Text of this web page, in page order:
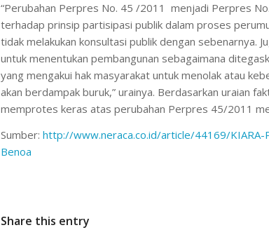
“Perubahan Perpres No. 45 /2011 menjadi Perpres
terhadap prinsip partisipasi publik dalam proses
tidak melakukan konsultasi publik dengan sebenarnya.
untuk menentukan pembangunan sebagaimana
yang mengakui hak masyarakat untuk menolak atau
akan berdampak buruk,” urainya. Berdasarkan uraian
memprotes keras atas perubahan Perpres 45/2011
Sumber: http://www.neraca.co.id/article/44169/
Benoa
Share this entry